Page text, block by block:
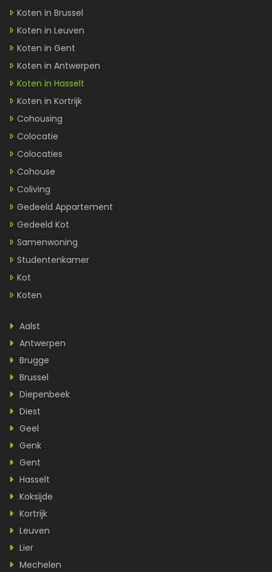
Koten in Brussel
Koten in Leuven
Koten in Gent
Koten in Antwerpen
Koten in Hasselt
Koten in Kortrijk
Cohousing
Colocatie
Colocaties
Cohouse
Coliving
Gedeeld Appartement
Gedeeld Kot
Samenwoning
Studentenkamer
Kot
Koten
Aalst
Antwerpen
Brugge
Brussel
Diepenbeek
Diest
Geel
Genk
Gent
Hasselt
Koksijde
Kortrijk
Leuven
Lier
Mechelen